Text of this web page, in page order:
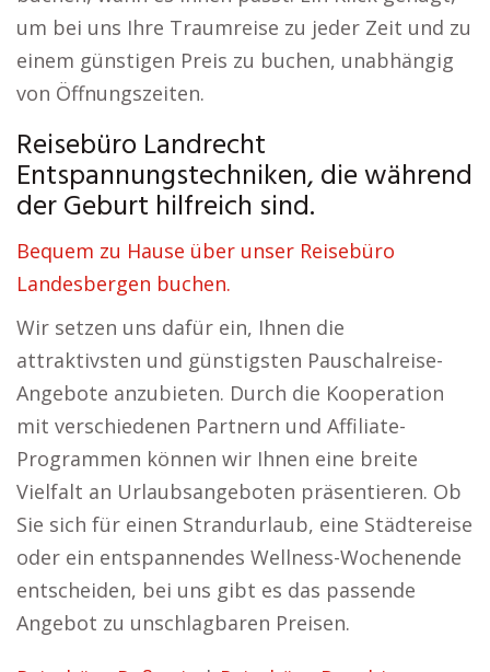
um bei uns Ihre Traumreise zu jeder Zeit und zu
einem günstigen Preis zu buchen, unabhängig
von Öffnungszeiten.
Reisebüro Landrecht
Entspannungstechniken, die während
der Geburt hilfreich sind.
Bequem zu Hause über unser Reisebüro
Landesbergen buchen.
Wir setzen uns dafür ein, Ihnen die
attraktivsten und günstigsten Pauschalreise-
Angebote anzubieten. Durch die Kooperation
mit verschiedenen Partnern und Affiliate-
Programmen können wir Ihnen eine breite
Vielfalt an Urlaubsangeboten präsentieren. Ob
Sie sich für einen Strandurlaub, eine Städtereise
oder ein entspannendes Wellness-Wochenende
entscheiden, bei uns gibt es das passende
Angebot zu unschlagbaren Preisen.